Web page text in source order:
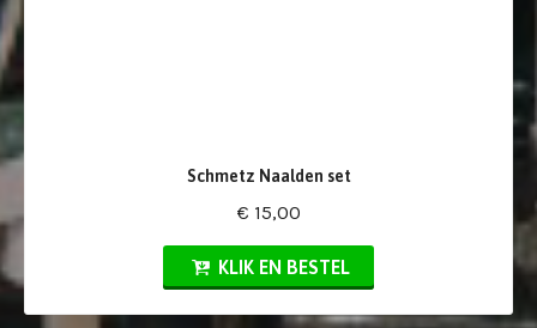
Schmetz Naalden set
€ 15,00
KLIK EN BESTEL